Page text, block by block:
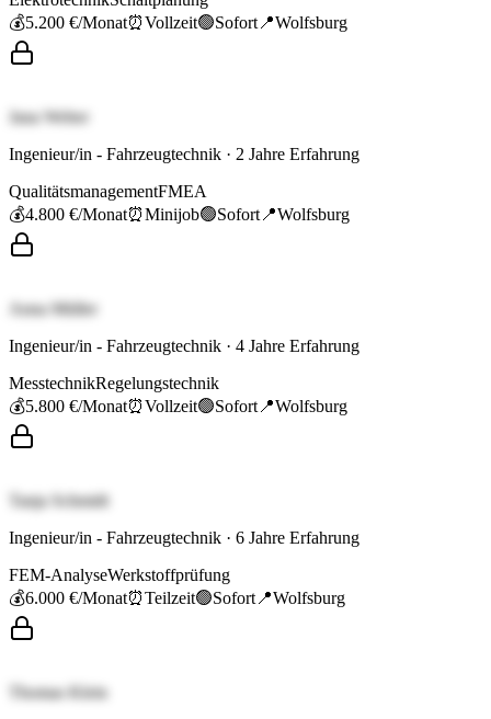
💰5.200 €/Monat⏰Vollzeit🟢Sofort 📍Wolfsburg
Jana Weber
Ingenieur/in - Fahrzeugtechnik · 2 Jahre Erfahrung
QualitätsmanagementFMEA
💰4.800 €/Monat⏰Minijob🟢Sofort 📍Wolfsburg
Anna Müller
Ingenieur/in - Fahrzeugtechnik · 4 Jahre Erfahrung
MesstechnikRegelungstechnik
💰5.800 €/Monat⏰Vollzeit🟢Sofort 📍Wolfsburg
Tanja Schmidt
Ingenieur/in - Fahrzeugtechnik · 6 Jahre Erfahrung
FEM-AnalyseWerkstoffprüfung
💰6.000 €/Monat⏰Teilzeit🟢Sofort 📍Wolfsburg
Thomas Klein